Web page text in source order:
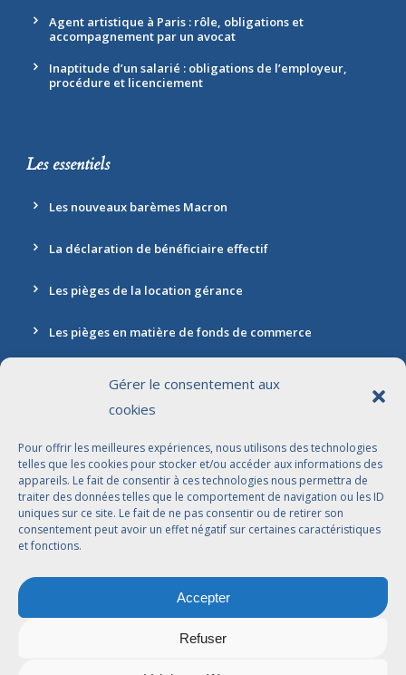
Gérer le consentement aux
cookies
Pour offrir les meilleures expériences, nous utilisons des technologies
telles que les cookies pour stocker et/ou accéder aux informations des
appareils. Le fait de consentir à ces technologies nous permettra de
traiter des données telles que le comportement de navigation ou les ID
uniques sur ce site. Le fait de ne pas consentir ou de retirer son
consentement peut avoir un effet négatif sur certaines caractéristiques
et fonctions.
Accepter
Refuser
Agent artistique à Paris : rôle, obligations et
accompagnement par un avocat
Inaptitude d’un salarié : obligations de l’employeur,
procédure et licenciement
Les essentiels
Les nouveaux barèmes Macron
La déclaration de bénéficiaire effectif
Les pièges de la location gérance
Les pièges en matière de fonds de commerce
Adresse: 30 rue Marbeuf, 75008 Paris
01 42 56 96 96
contact@jdbavocats.com
Avocats Associés: